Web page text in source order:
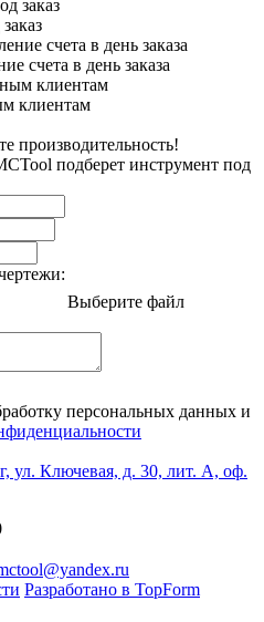
счета в день заказа
клиентам
производительность!
подберет инструмент под
Выберите файл
персональных данных и
ул. Ключевая, д. 30, лит. А, оф.
Разработано в TopForm